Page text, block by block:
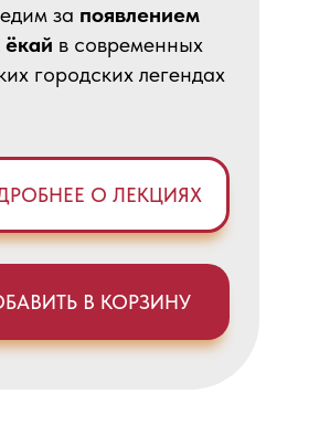
за появлением
в современных
городских легендах
О ЛЕКЦИЯХ
В КОРЗИНУ